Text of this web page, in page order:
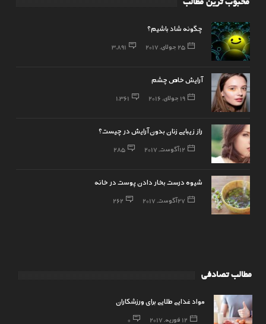
محبوب ترین مطالب
چگونه شاد باشیم؟
25 جولای, 2017 3,891
آرایش خاص چشم
19 جولای, 2016 1,361
راز زیبایی زنان بدون آرایش در چیست؟
12 آگوست, 2017 285
شیوه درست بخار دادن پوست در خانه
27 آگوست, 2017 262
مطالب تصادفی
مواد غذایی طلایی برای ورزشکاران
12 فوریه, 2017 0